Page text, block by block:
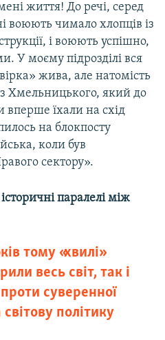
життя! До речі, серед
воюють чимало хлопців із
і воюють успішно,
У моєму підрозділі вся
жива, але натомість
Хмельницького, який до
вперше їхали на схід
на блокпосту
коли був
сектору».
паралелі між
тому «хвилі»
весь світ, так і
проти суверенної
політику